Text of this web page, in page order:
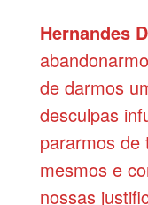
Hernandes
de darmos
desculpas
pararmos de
mesmos e
nossas